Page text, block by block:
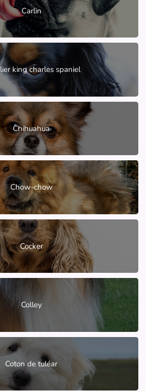
Carlin
king charles spaniel
Chihuahua
Chow-chow
Cocker
Colley
Coton de tuléar